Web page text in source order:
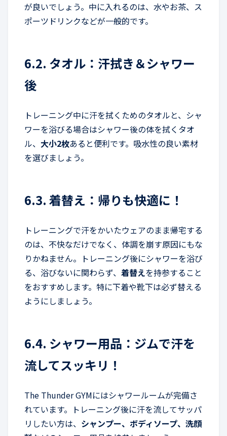
が良いでしょう。中に入れるのは、水やお茶、ス
ポーツドリンクなどが一般的です。
6.2. タオル：汗拭き＆シャワー
後
トレーニング中に汗を拭くためのタオルと、シャ
ワーを浴びる場合はシャワー後の体を拭くタオ
ル、 大小2枚あると便利です。吸水性の良い素材
を選びましょう。
6.3. 着替え：帰りも快適に！
トレーニングで汗をかいたウェアのまま帰宅する
のは、不快なだけでなく、体調を崩す原因にもな
りかねません。トレーニング後にシャワーを浴び
る、浴びないに関わらず、 着替えを持参すること
をおすすめします。特に下着や靴下は必ず替える
ようにしましょう。
6.4. シャワー用品：ジムで汗を
流してスッキリ！
The Thunder GYMにはシャワールームが完備さ
れています。トレーニング後に汗を流してサッパ
リしたい方は、 シャンプー、ボディソープ、洗顔